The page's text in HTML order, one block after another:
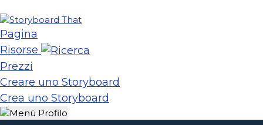
Pagina
Risorse
Prezzi
Creare uno Storyboard
Crea uno Storyboard